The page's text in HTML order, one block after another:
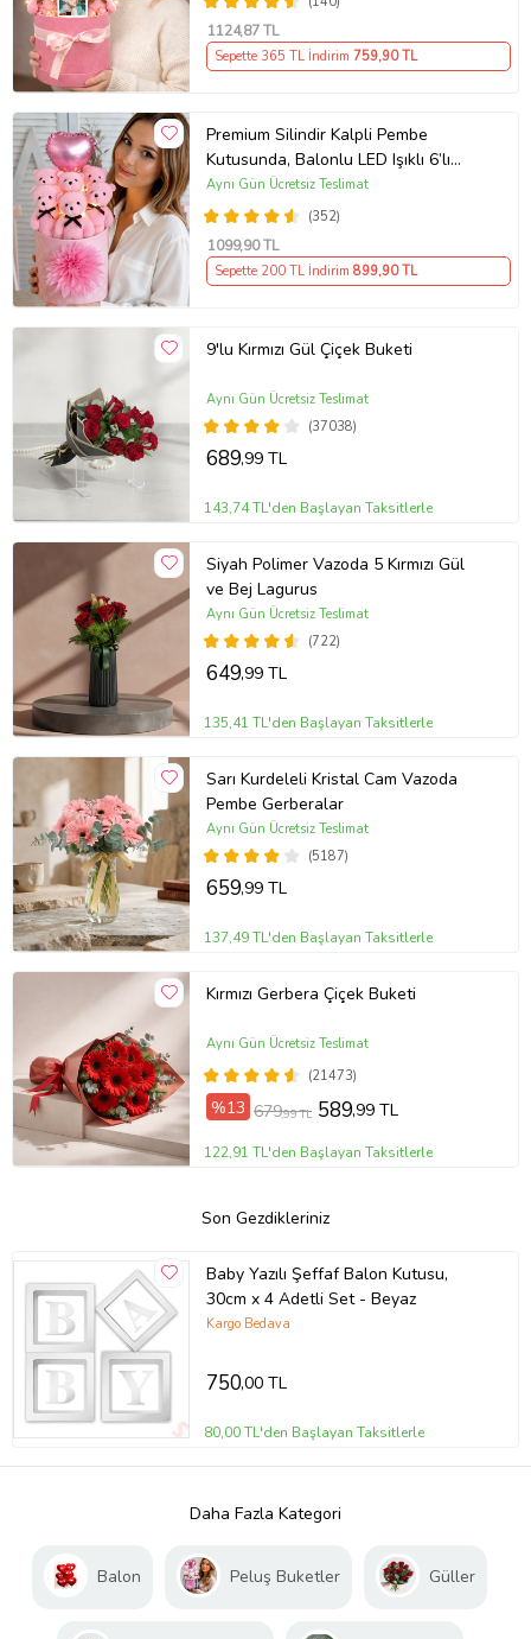
1124,87 TL
Sepette 365 TL İndirim 759,90 TL
Premium Silindir Kalpli Pembe
Kutusunda, Balonlu LED Işıklı 6’lı
Pembe Ayıcık Buketi Arkadaşa
Sevgiliye Hediye
(352)
Aynı Gün Ücretsiz Teslimat
1099,90 TL
Sepette 200 TL İndirim 899,90 TL
9'lu Kırmızı Gül Çiçek Buketi
(37038)
Aynı Gün Ücretsiz Teslimat
689,99 TL
143,74 TL'den Başlayan Taksitlerle
Siyah Polimer Vazoda 5 Kırmızı Gül
ve Bej Lagurus
(722)
Aynı Gün Ücretsiz Teslimat
649,99 TL
135,41 TL'den Başlayan Taksitlerle
Sarı Kurdeleli Kristal Cam Vazoda
Pembe Gerberalar
(5187)
Aynı Gün Ücretsiz Teslimat
659,99 TL
137,49 TL'den Başlayan Taksitlerle
Kırmızı Gerbera Çiçek Buketi
(21473)
Aynı Gün Ücretsiz Teslimat
%13 679,99 TL 589,99 TL
122,91 TL'den Başlayan Taksitlerle
Son Gezdikleriniz
Baby Yazılı Şeffaf Balon Kutusu,
30cm x 4 Adetli Set - Beyaz
Kargo Bedava
750,00 TL
80,00 TL'den Başlayan Taksitlerle
Daha Fazla Kategori
Balon Peluş Buketler Güller